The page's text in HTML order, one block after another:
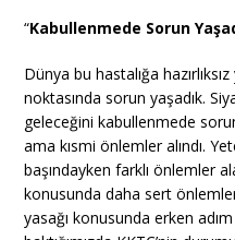
“Kabullenmede Sorun
Dünya bu hastalığa
noktasında sorun yaşadık.
geleceğini kabullenmede
ama kısmi önlemler alındı.
başındayken farklı önlemler
konusunda daha sert
yasağı konusunda erken